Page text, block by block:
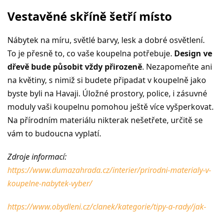
Vestavěné skříně šetří místo
Nábytek na míru, světlé barvy, lesk a dobré osvětlení.
To je přesně to, co vaše koupelna potřebuje. Design ve
dřevě bude působit vždy přirozeně. Nezapomeňte ani
na květiny, s nimiž si budete připadat v koupelně jako
byste byli na Havaji. Úložné prostory, police, i zásuvné
moduly vaši koupelnu pomohou ještě více vyšperkovat.
Na přírodním materiálu nikterak nešetřete, určitě se
vám to budoucna vyplatí.
Zdroje informací:
https://www.dumazahrada.cz/interier/prirodni-materialy-v-
koupelne-nabytek-vyber/
https://www.obydleni.cz/clanek/kategorie/tipy-a-rady/jak-